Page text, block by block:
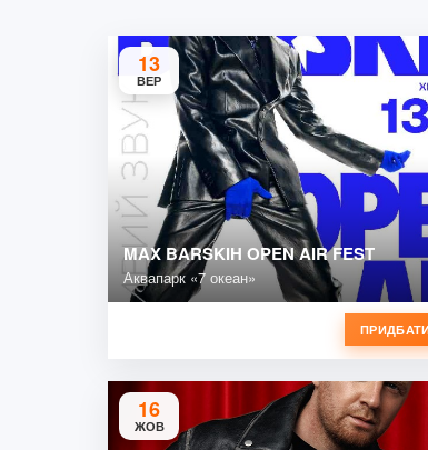
13
ВЕР
MAX BARSKIH OPEN AIR FEST
Аквапарк «7 океан»
16
ЖОВ